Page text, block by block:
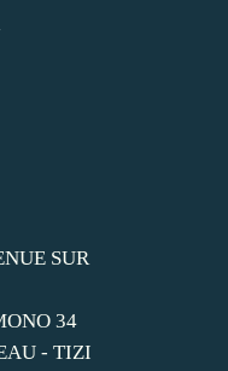
SUR
34
- TIZI